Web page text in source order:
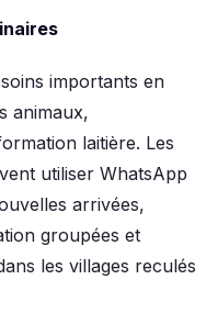
importants en
animaux,
laitière. Les
utiliser WhatsApp
arrivées,
groupées et
les villages reculés